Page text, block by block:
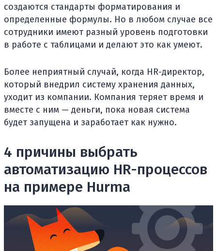
создаются стандарты форматирования и
определенные формулы. Но в любом случае все
сотрудники имеют разный уровень подготовки
в работе с таблицами и делают это как умеют.
Более неприятный случай, когда HR-директор,
который внедрил систему хранения данных,
уходит из компании. Компания теряет время и
вместе с ним — деньги, пока новая система
будет запущена и заработает как нужно.
4 причины выбрать
автоматизацию HR-процессов
на примере Hurma